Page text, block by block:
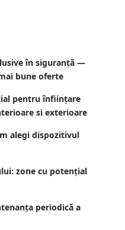
în siguranță —
bune oferte
pentru înființare
si exterioare
alegi dispozitivul
zone cu potențial
periodică a